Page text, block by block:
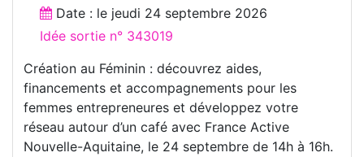
Date : le jeudi 24 septembre 2026
Idée sortie n° 343019
Création au Féminin : découvrez aides,
financements et accompagnements pour les
femmes entrepreneures et développez votre
réseau autour d’un café avec France Active
Nouvelle-Aquitaine, le 24 septembre de 14h à 16h.